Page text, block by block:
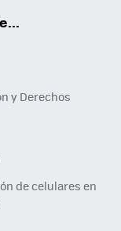
y Derechos
de celulares en